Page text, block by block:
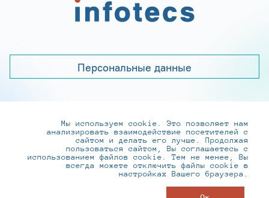
Персональные данные
+7 (495) 737-6192, 8-800-250-0-260
practice@infotecs.ru,hr@infotecs.ru
127273, г. Москва, Отрадная ул., 2Б строение 1
Мы используем cookie. Это позволяет нам
анализировать взаимодействие посетителей с
сайтом и делать его лучше. Продолжая
пользоваться сайтом, Вы соглашаетесь с
использованием файлов cookie. Тем не менее, Вы
всегда можете отключить файлы cookie в
настройках Вашего браузера.